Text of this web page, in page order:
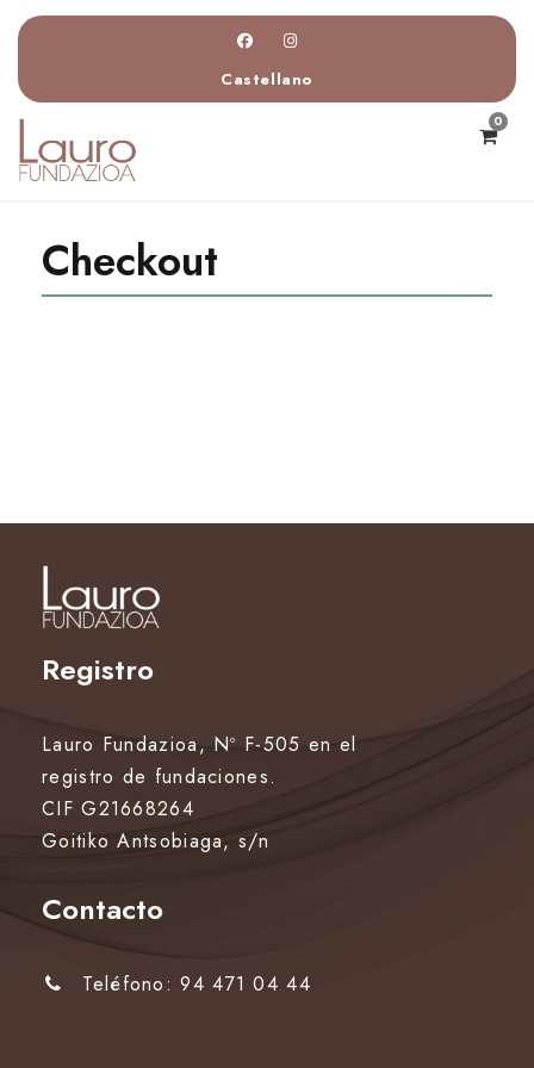
Castellano
0
Checkout
Registro
Lauro Fundazioa, Nº F-505 en el
registro de fundaciones.
CIF G21668264
Goitiko Antsobiaga, s/n
Contacto
Teléfono: 94 471 04 44